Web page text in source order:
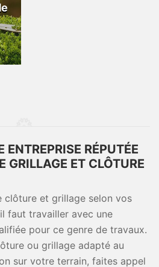
RÉPUTÉE
GRILLAGE ET CLÔTURE
clôture et grillage selon vos
faut travailler avec une
pour ce genre de travaux.
ou grillage adapté au
sur votre terrain, faites appel